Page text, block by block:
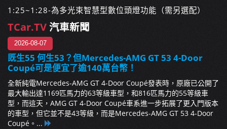
1:25~1:28-為多光束智慧型數位頭燈功能（需另選配）
TCar.TV汽車新聞
2026-08-07
既生55 何生53？但Mercedes-AMG GT 53 4-Door
Coupé可是便宜了逾140萬台幣！
全新純電Mercedes-AMG GT 4-Door Coupé發表時，原廠已公開了
最大輸出達1169匹馬力的63等級車型，和816匹馬力的55等級車
型，而這天，AMG GT 4-Door Coupé車系進一步拓展了更入門版本
的車型，但它並不是43等級，而是Mercedes-AMG GT 53 4-Door
Coupé。...